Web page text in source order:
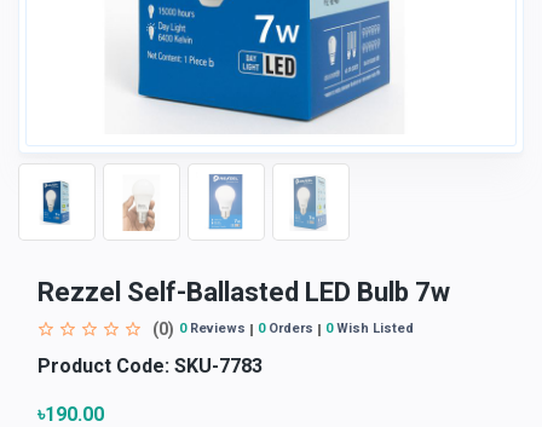
Rezzel Self-Ballasted LED Bulb 7w
(0) 0Reviews 0Orders 0Wish Listed
Product Code: SKU-7783
৳190.00